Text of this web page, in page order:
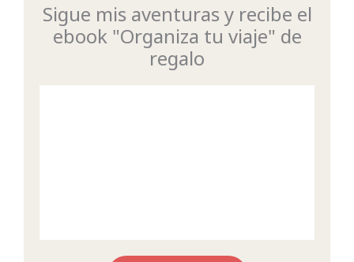
Sigue mis aventuras y recibe el
ebook "Organiza tu viaje" de
regalo